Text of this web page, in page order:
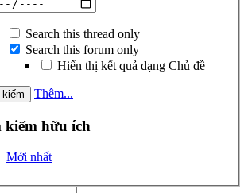
Search this thread only
Search this forum only
Hiển thị kết quả dạng Chủ đề
Thêm...
kiếm hữu ích
Mới nhất